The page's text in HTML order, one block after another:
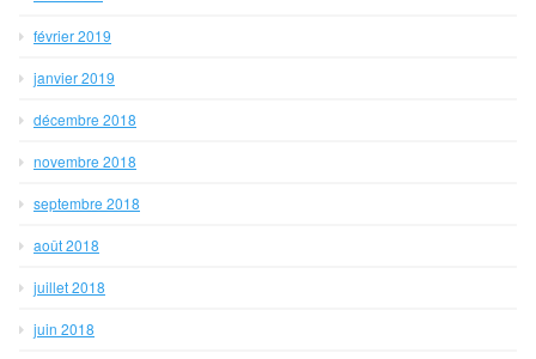
février 2019
janvier 2019
décembre 2018
novembre 2018
septembre 2018
août 2018
juillet 2018
juin 2018